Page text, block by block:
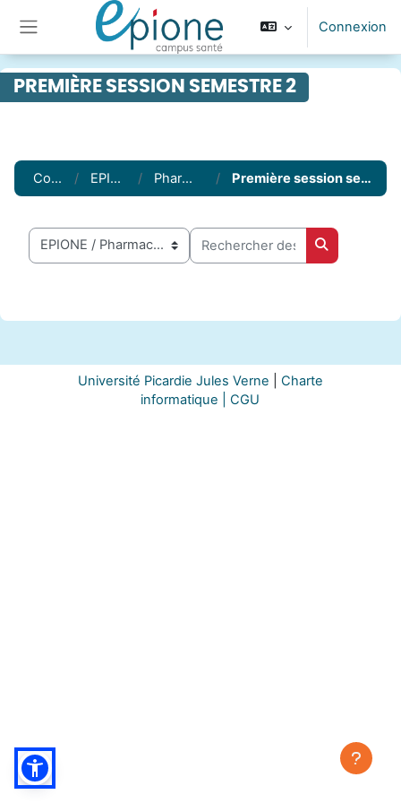
Passer au contenu principal
Panneau latéral
Connexion
PREMIÈRE SESSION SEMESTRE 2
Cours EPIONE Pharmacie Première session semestre 2
Catégories de cours
Rechercher des cours
Rechercher
Université Picardie Jules Verne
Charte
informatique |
CGU